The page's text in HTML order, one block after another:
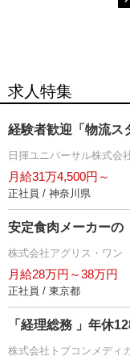
求人特集
経験者歓迎「物流ス
日揮ユニバーサル株式会
月給31万4,500円～
正社員 / 神奈川県
安定食肉メーカーの
株式会社アグリス・ワン
月給28万円～38万円
正社員 / 東京都
「経理総務 」年休
株式会社トプコンメディ